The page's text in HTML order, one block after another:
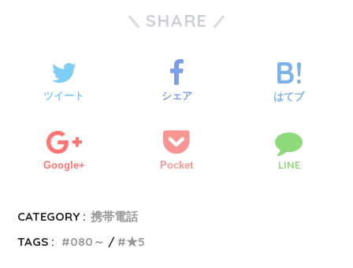
SHARE
ツイート シェア はてブ
Google+ Pocket LINE
CATEGORY : 携帯電話
TAGS :
080～ ★5